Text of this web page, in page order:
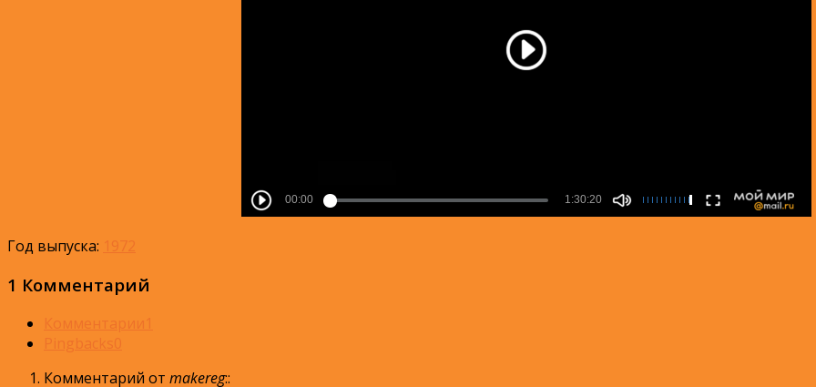
Год выпуска: 1972
1 Комментарий
Комментарии1
Pingbacks0
Комментарий от makereg::